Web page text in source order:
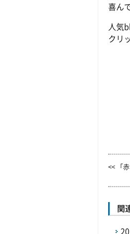
喜ん
人気
クリ
<< 「
関